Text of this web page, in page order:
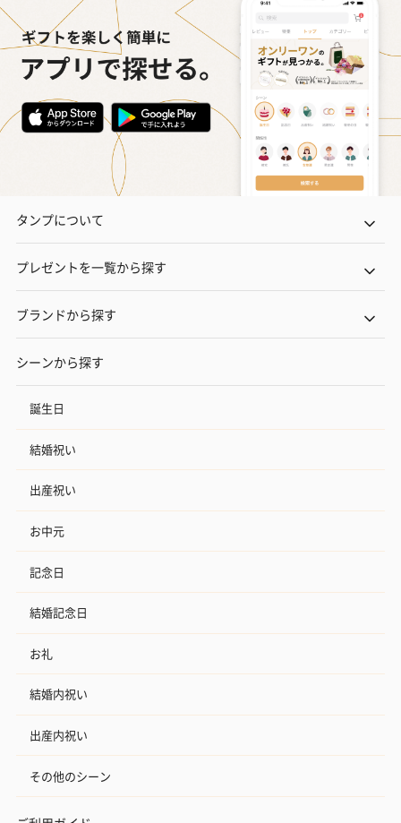
タンプについて
プレゼントを一覧から探す
ブランドから探す
シーンから探す
誕生日
結婚祝い
出産祝い
お中元
記念日
結婚記念日
お礼
結婚内祝い
出産内祝い
その他のシーン